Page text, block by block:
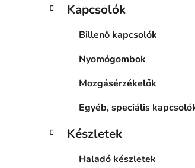
Kapcsolók
Billenő kapcsolók
Nyomógombok
Mozgásérzékelők
Egyéb, speciális
Készletek
Haladó készletek